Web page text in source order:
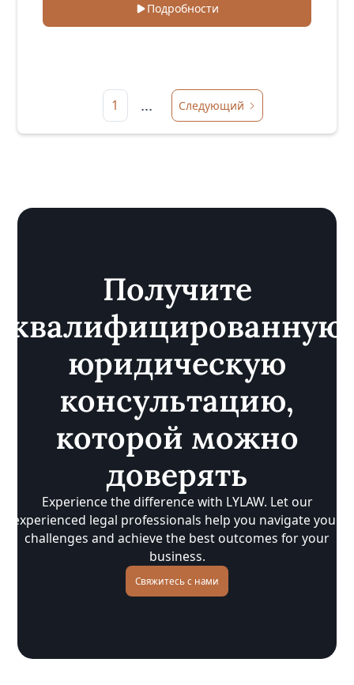
Подробности
1 ... Следующий
Получите
квалифицированную
юридическую
консультацию,
которой можно
доверять
Experience the difference with LYLAW. Let our
experienced legal professionals help you navigate your
challenges and achieve the best outcomes for your
business.
Свяжитесь с нами